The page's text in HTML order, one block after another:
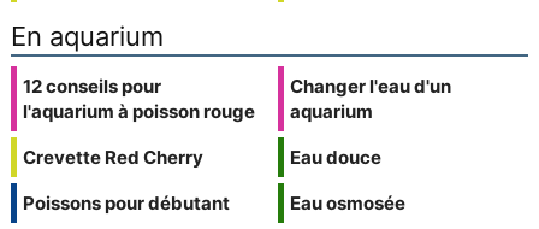
En aquarium
12 conseils pour
l'aquarium à poisson rouge
Crevette Red Cherry
Poissons pour débutant
Changer l'eau d'un
aquarium
Eau douce
Eau osmosée